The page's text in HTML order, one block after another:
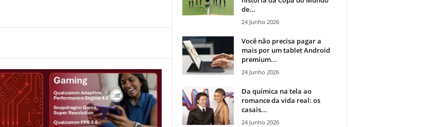
de...
24 Junho 2026
Você não precisa pagar a
mais por um tablet Android
premium...
24 Junho 2026
Da química na tela ao
romance da vida real: os
casais...
24 Junho 2026